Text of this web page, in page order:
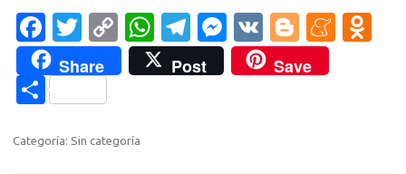
distribuci?e contenidos de
las habitualmente utilizadas
por programadores para
distribuir sus trabajos entre
otros proyectos,…
Fa
c
e
b
o
T
w
it
te
r
C
o
p
Li
W
h
at
T
el
e
M
es
se
V
K
Bl
o
g
M
Share Post Save
C
m
Categoría: Sin categoría